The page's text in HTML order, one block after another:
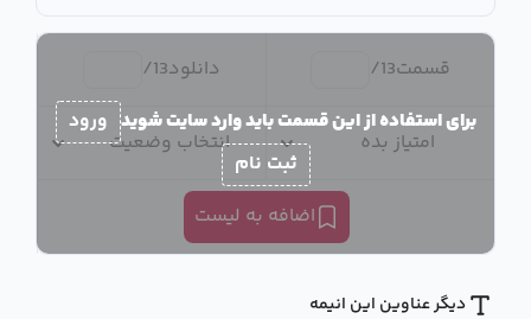
قسمت13
/ دانلود13
/
امتیاز بده انتخاب وضعیت
اضافه به لیست
برای استفاده از این قسمت باید وارد سایت شوید ورود
ثبت نام
دیگر عناوین این انیمه